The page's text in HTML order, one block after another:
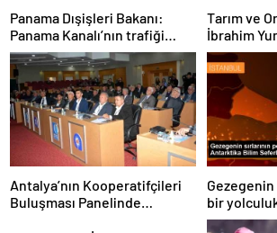
Panama Dışişleri Bakanı:
Panama Kanalı’nın trafiği
artıyor
Tarım ve
İbrahim
Antalya’nın Kooperatifçileri
Buluşması Panelinde
Gezegenin
bir
Antarktika